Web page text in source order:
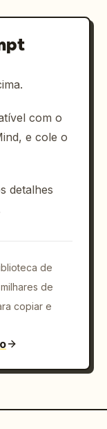
com o
e cole o
detalhes
de
de
copiar e